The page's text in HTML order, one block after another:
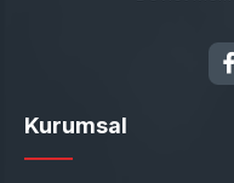
Kurumsal